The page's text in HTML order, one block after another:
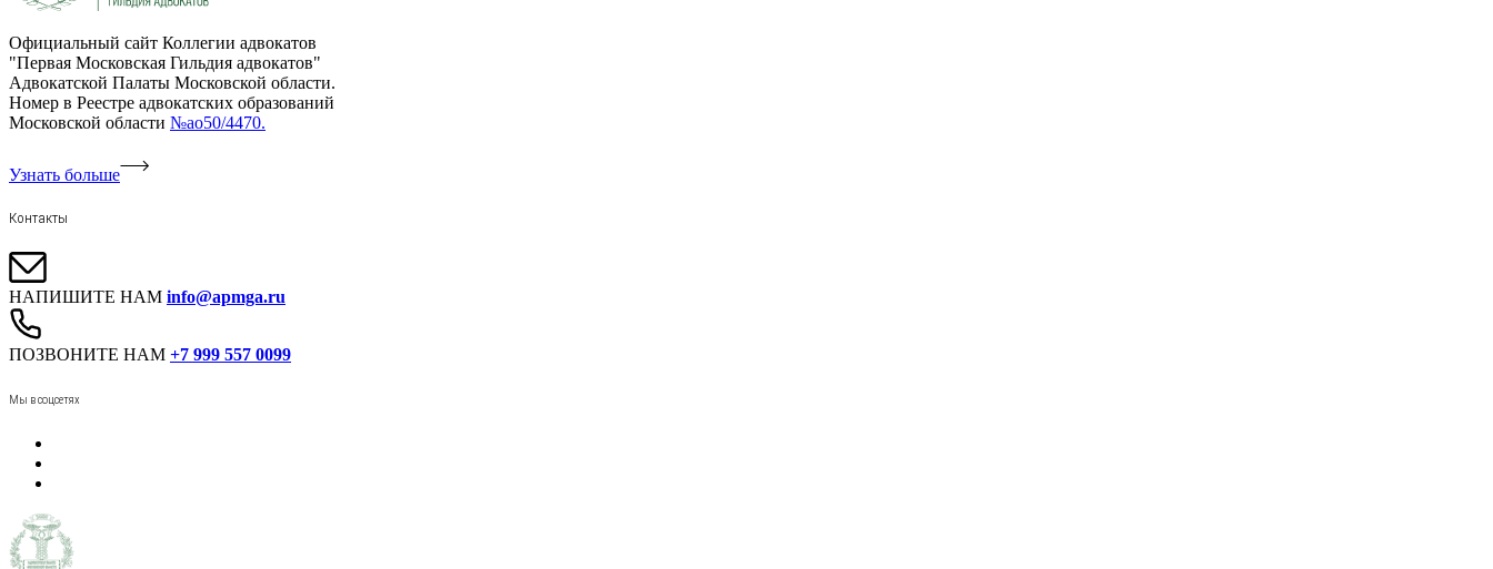
Официальный сайт Коллегии адвокатов
"Первая Московская Гильдия адвокатов"
Адвокатской Палаты Московской области.
Номер в Реестре адвокатских образований
Московской области №ао50/4470.
Узнать больше
Контакты
НАПИШИТЕ НАМ info@apmga.ru
ПОЗВОНИТЕ НАМ +7 999 557 0099
Мы в соцсетях